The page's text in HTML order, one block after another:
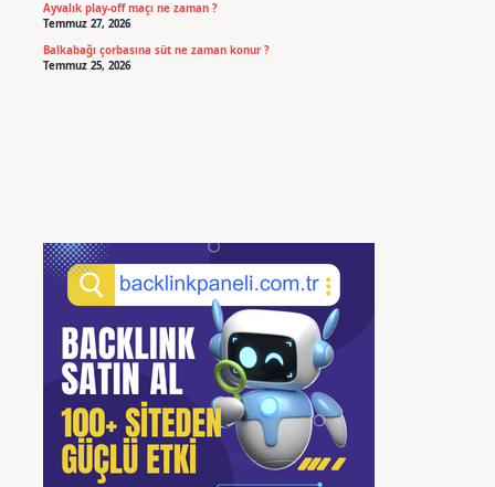
Ayvalık play-off maçı ne zaman ?
Temmuz 27, 2026
Balkabağı çorbasına süt ne zaman konur ?
Temmuz 25, 2026